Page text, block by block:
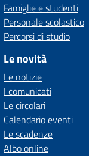
Famiglie e studenti
Personale scolastico
Percorsi di studio
Le novità
Le notizie
I comunicati
Le circolari
Calendario eventi
Le scadenze
Albo online